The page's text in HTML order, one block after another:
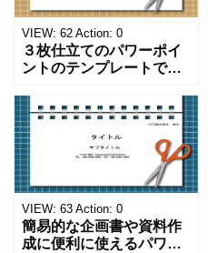
VIEW: 62 Action: 0
３枚仕立てのパワーポイ
ントのテンプレートで
ペンのワンポイントイラ
ストが描かれています。
ご案内やお知らせなど簡
単な資料を時短で作成で
きる便利なフォーマット
になります。 文房具好き
の方、掲示ポスターを作
成をされたい方におす
VIEW: 63 Action: 0
簡易的な企画書や資料作
成に便利に使えるパワー